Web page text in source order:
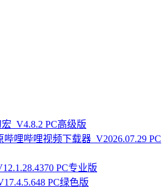
_V4.8.2 PC高级版
哩哔哩视频下载器_V2026.07.29 PC
PC专业版
PC绿色版